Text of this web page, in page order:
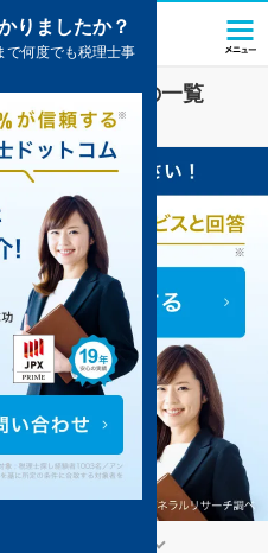
・会計事務所の一覧
りましたか？
で何度でも税理士事